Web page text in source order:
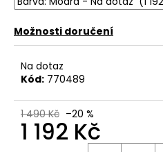
Možnosti doručení
Na dotaz
Kód: 770489
1 490 Kč –20 %
1 192 Kč
o
p
o